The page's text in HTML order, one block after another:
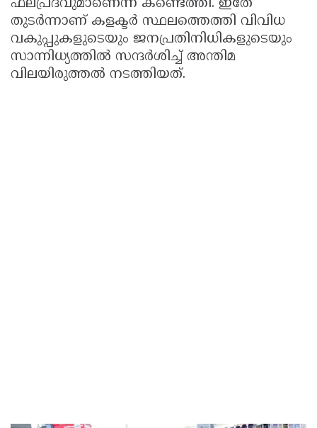
ഫലപ്രദവുമാണെന്ന് കണ്ടെത്തി. ഇതേ
തുടർന്നാണ് കളക്ടർ സ്ഥലത്തെത്തി വിവിധ
വകുപ്പുകളുടെയും ജനപ്രതിനിധികളുടെയും
സാന്നിധ്യത്തിൽ സന്ദർശിച്ച് അന്തിമ
വിലയിരുത്തൽ നടത്തിയത്.